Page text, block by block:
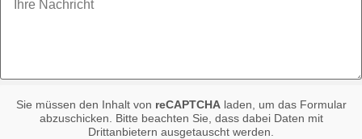
Sie müssen den Inhalt von reCAPTCHAladen, um das Formular
abzuschicken. Bitte beachten Sie, dass dabei Daten mit
Drittanbietern ausgetauscht werden.